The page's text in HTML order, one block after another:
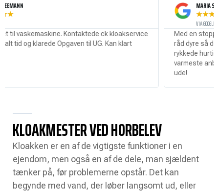
Kontaktede ck kloakservice
og klarede Opgaven til UG. Kan klart
MARIA SØRENSEN
★★ ★★★
VIA GOOGLE
Med en stoppet
råd dyre så det var
rykkede hurtigt ud
varmeste
KLOAKMESTER VED HORBELEV
Kloakken er en af de vigtigste funktioner i en
ejendom, men også en af de dele, man sjældent
tænker på, før problemerne opstår. Det kan
begynde med vand, der løber langsomt ud, eller